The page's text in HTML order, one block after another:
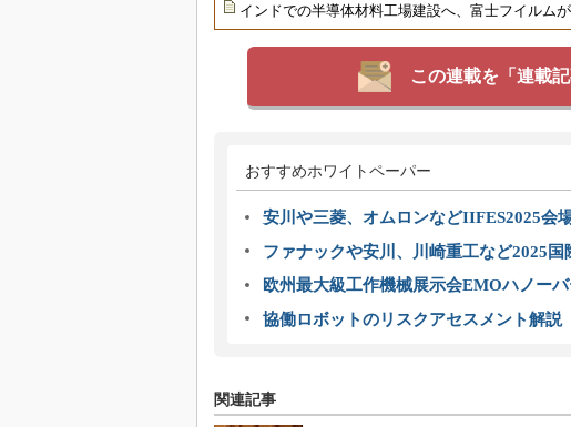
インドでの半導体材料工場建設へ、富士フイルム
この連載を「連載
おすすめホワイトペーパー
安川や三菱、オムロンなどIIFES2025会
ファナックや安川、川崎重工など2025
欧州最大級工作機械展示会EMOハノー
協働ロボットのリスクアセスメント解説
関連記事